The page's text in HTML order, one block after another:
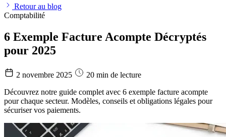
Retour au blog
Comptabilité
6 Exemple Facture Acompte Décryptés
pour 2025
2 novembre 2025
20 min de lecture
Découvrez notre guide complet avec 6 exemple facture acompte
pour chaque secteur. Modèles, conseils et obligations légales pour
sécuriser vos paiements.